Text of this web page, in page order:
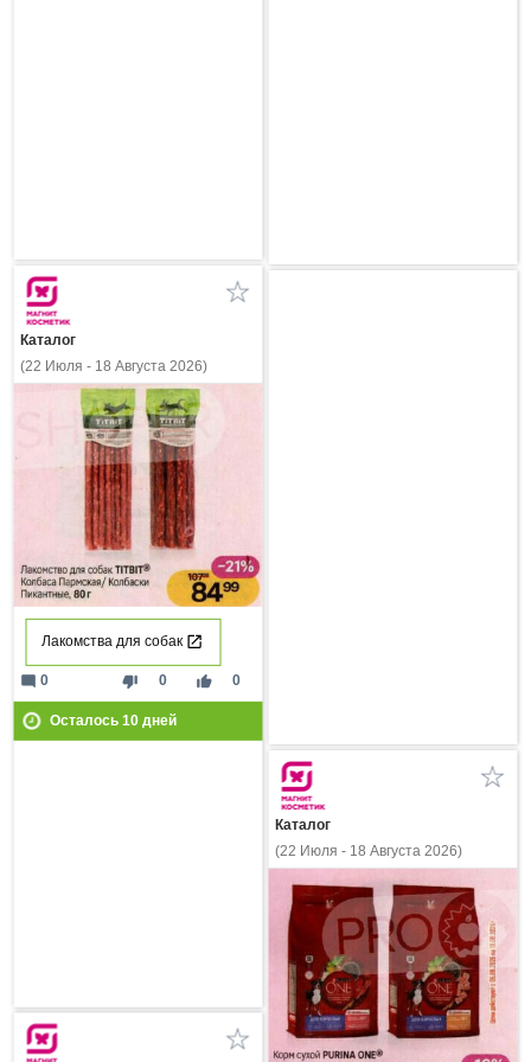
Каталог
(22 Июля - 18 Августа 2026)
Лакомства для собак
thumb_down 0 thumb_up 0
mode_comment 0
Осталось 10дней
Каталог
(22 Июля - 18 Августа 2026)